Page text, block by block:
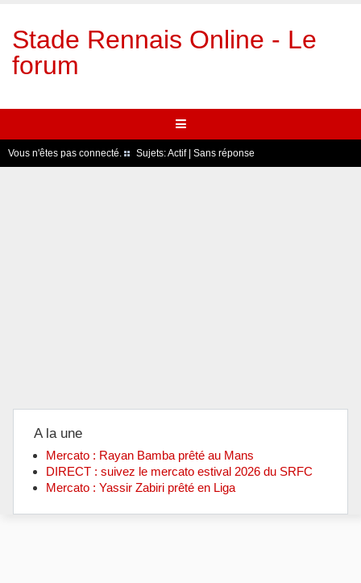
Stade Rennais Online - Le
forum
Vous n'êtes pas connecté. Sujets:Actif| Sans réponse
A la une
Mercato : Rayan Bamba prêté au Mans
DIRECT : suivez le mercato estival 2026 du SRFC
Mercato : Yassir Zabiri prêté en Liga